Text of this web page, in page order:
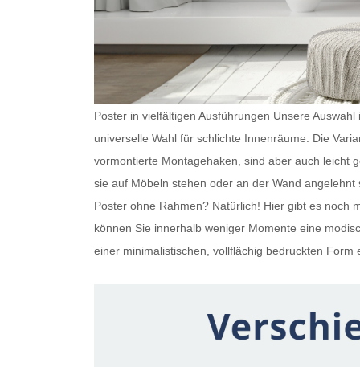
Poster in vielfältigen Ausführungen Unsere
universelle Wahl für schlichte Innenräume. Die
vormontierte Montagehaken, sind aber auch leicht
sie auf Möbeln stehen oder an der Wand
Poster ohne Rahmen? Natürlich! Hier gibt es noch
können Sie innerhalb weniger Momente eine
einer minimalistischen, vollflächig bedruckten Form